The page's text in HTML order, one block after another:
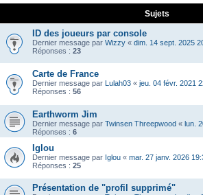
Sujets
ID des joueurs par console
Dernier message par Wizzy « dim. 14 sept. 2025
Réponses : 23
Carte de France
Dernier message par Lulah03 « jeu. 04 févr. 2021
Réponses : 56
Earthworm Jim
Dernier message par Twinsen Threepwood « lun.
Réponses : 6
Iglou
Dernier message par Iglou « mar. 27 janv. 2026
Réponses : 25
Présentation de "profil supprimé"